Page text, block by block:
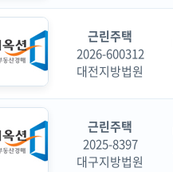
근린주택
2026-600312
대전지방법원
근린주택
2025-8397
대구지방법원